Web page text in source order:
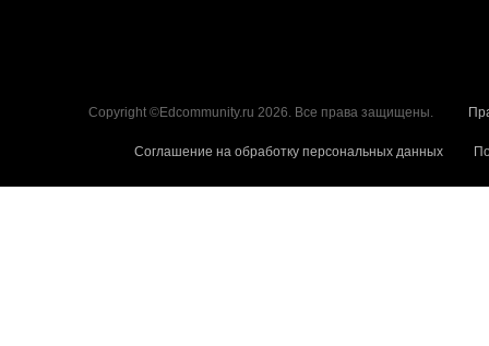
Copyright ©Edcommunity.ru 2026. Все права защищены.
Соглашение на обработку персональных данных